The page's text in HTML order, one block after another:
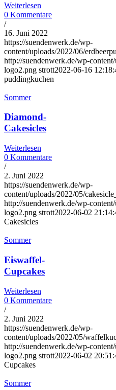
Weiterlesen
0 Kommentare
/
16. Juni 2022
https://suendenwerk.de/wp-
content/uploads/2022/06/
http://suendenwerk.de/wp-
logo2.png strott2022-06-16
puddingkuchen
Sommer
Diamond-
Cakesicles
Weiterlesen
0 Kommentare
/
2. Juni 2022
https://suendenwerk.de/wp-
content/uploads/2022/05/
http://suendenwerk.de/wp-
logo2.png strott2022-06-02
Cakesicles
Sommer
Eiswaffel-
Cupcakes
Weiterlesen
0 Kommentare
/
2. Juni 2022
https://suendenwerk.de/wp-
content/uploads/2022/05/
http://suendenwerk.de/wp-
logo2.png strott2022-06-02
Cupcakes
Sommer